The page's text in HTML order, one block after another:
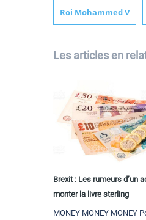
Roi Mohammed V
Les articles en
Brexit : Les rumeurs d’un
monter la livre sterling
MONEY MONEY MONEY